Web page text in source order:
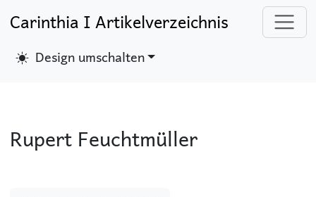
Carinthia I Artikelverzeichnis
Design umschalten
Rupert Feuchtmüller